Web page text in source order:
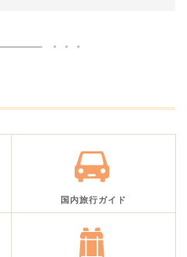
国内旅行ガイド